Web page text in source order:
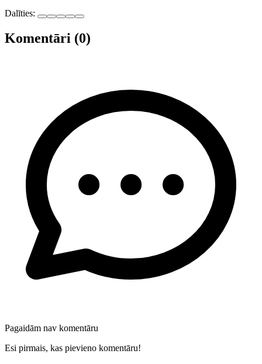
Dalīties:
Komentāri (0)
Pagaidām nav komentāru
Esi pirmais, kas pievieno komentāru!